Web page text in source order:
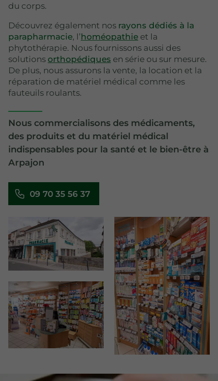
du corps.
Découvrez également nos rayons dédiés à la
parapharmacie, l’homéopathie et la
phytothérapie. Nous fournissons aussi des
solutions orthopédiques en série ou sur mesure.
De plus, nous assurons la vente, la location et la
réparation de matériel médical comme les
fauteuils roulants.
Nous commercialisons des médicaments,
des produits et du matériel médical
indispensables pour la santé et le bien-être à
Arpajon
09 70 35 56 37